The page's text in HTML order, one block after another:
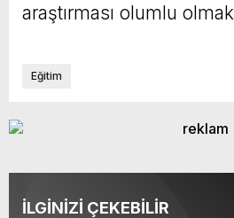
araştırması olumlu olmak
Eğitim
İLGİNİZİ ÇEKEBİLİR